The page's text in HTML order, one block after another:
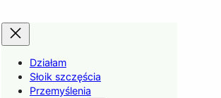
Działam
Słoik szczęścia
Przemyślenia